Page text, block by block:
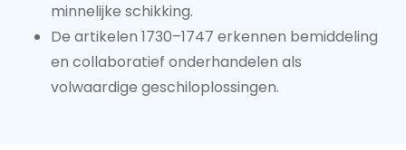
minnelijke schikking.
De artikelen 1730–1747 erkennen bemiddeling
en collaboratief onderhandelen als
volwaardige geschiloplossingen.